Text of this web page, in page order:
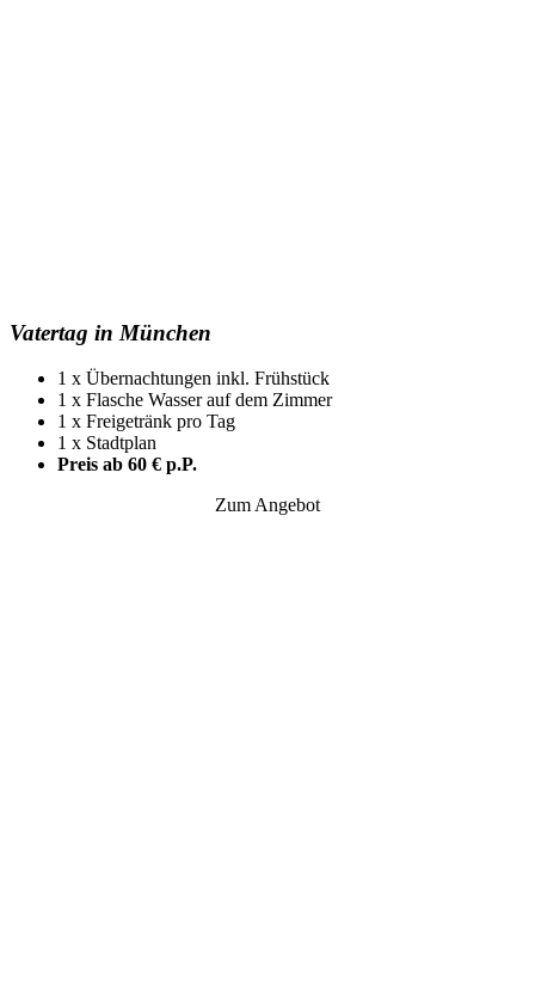
Vatertag in München
1 x Übernachtungen inkl. Frühstück
1 x Flasche Wasser auf dem Zimmer
1 x Freigetränk pro Tag
1 x Stadtplan
Preis ab 60 € p.P.
Zum Angebot